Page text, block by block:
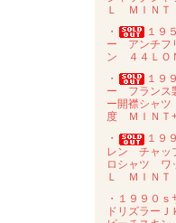
Ｌ ＭＩＮＴ
・
１９
ー アンチフ
ン ４４ＬＯ
・
１９
ー フランス
ー開襟シャ
度 ＭＩＮＴ
・
１９
レン チャッ
ロシャツ ワ
Ｌ ＭＩＮＴ
・１９９０
ドリズラー